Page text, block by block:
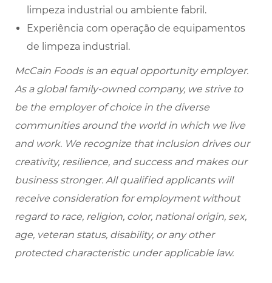
limpeza industrial ou ambiente fabril.
Experiência com operação de equipamentos
de limpeza industrial.
McCain Foods is an equal opportunity employer.
As a global family-owned company, we strive to
be the employer of choice in the diverse
communities around the world in which we live
and work. We recognize that inclusion drives our
creativity, resilience, and success and makes our
business stronger. All qualified applicants will
receive consideration for employment without
regard to race, religion, color, national origin, sex,
age, veteran status, disability, or any other
protected characteristic under applicable law.